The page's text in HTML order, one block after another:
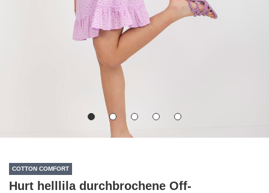
COTTON COMFORT
Hurt helllila durchbrochene Off-